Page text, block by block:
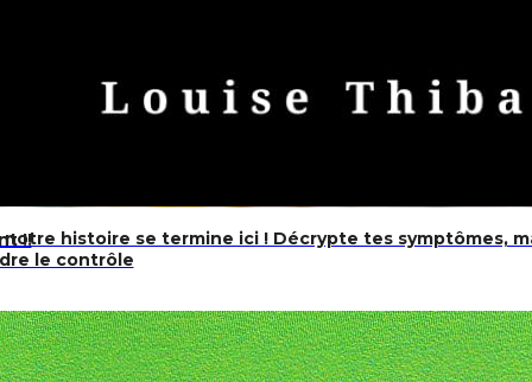
!!
histoire se termine ici ! Décrypte tes symptômes,
le contrôle